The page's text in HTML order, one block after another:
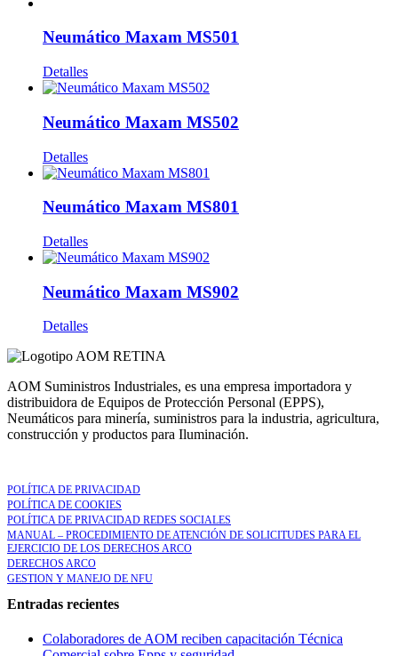
Neumático Maxam MS501
Detalles
Neumático Maxam MS502
Detalles
Neumático Maxam MS801
Detalles
Neumático Maxam MS902
Detalles
AOM Suministros Industriales, es una empresa importadora y
distribuidora de Equipos de Protección Personal (EPPS),
Neumáticos para minería, suministros para la industria, agricultura,
construcción y productos para Iluminación.
POLÍTICA DE PRIVACIDAD
POLÍTICA DE COOKIES
POLÍTICA DE PRIVACIDAD REDES SOCIALES
MANUAL – PROCEDIMIENTO DE ATENCIÓN DE SOLICITUDES PARA EL
EJERCICIO DE LOS DERECHOS ARCO
DERECHOS ARCO
GESTION Y MANEJO DE NFU
Entradas recientes
Colaboradores de AOM reciben capacitación Técnica